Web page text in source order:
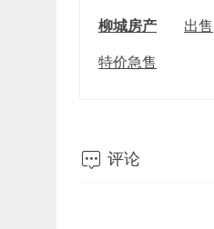
柳城房产 出售
特价急售
 评论